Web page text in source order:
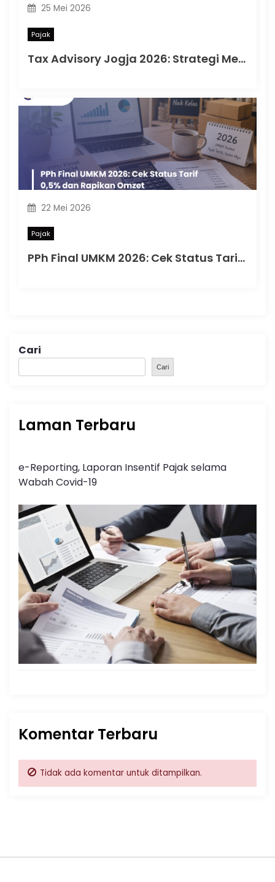
25 Mei 2026
Pajak
Tax Advisory Jogja 2026: Strategi Mengelola Risiko Pajak Sebelum Pengawasan DJP
22 Mei 2026
Pajak
PPh Final UMKM 2026: Cek Status Tarif 0,5% dan Rapikan Omzet
Cari
Cari
Laman Terbaru
e-Reporting, Laporan Insentif Pajak selama
Wabah Covid-19
Komentar Terbaru
Tidak ada komentar untuk ditampilkan.